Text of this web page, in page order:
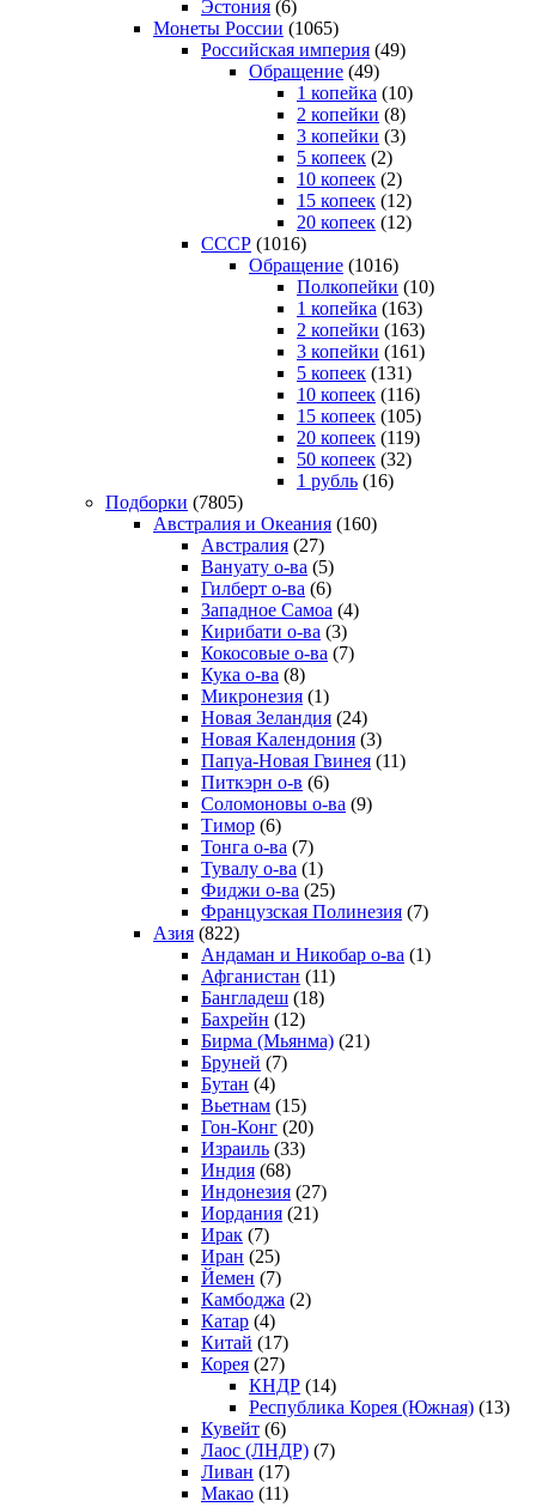
Эстония (6)
Монеты России (1065)
Российская империя (49)
Обращение (49)
1 копейка (10)
2 копейки (8)
3 копейки (3)
5 копеек (2)
10 копеек (2)
15 копеек (12)
20 копеек (12)
СССР (1016)
Обращение (1016)
Полкопейки (10)
1 копейка (163)
2 копейки (163)
3 копейки (161)
5 копеек (131)
10 копеек (116)
15 копеек (105)
20 копеек (119)
50 копеек (32)
1 рубль (16)
Подборки (7805)
Австралия и Океания (160)
Австралия (27)
Вануату о-ва (5)
Гилберт о-ва (6)
Западное Самоа (4)
Кирибати о-ва (3)
Кокосовые о-ва (7)
Кука о-ва (8)
Микронезия (1)
Новая Зеландия (24)
Новая Календония (3)
Папуа-Новая Гвинея (11)
Питкэрн о-в (6)
Соломоновы о-ва (9)
Тимор (6)
Тонга о-ва (7)
Тувалу о-ва (1)
Фиджи о-ва (25)
Французская Полинезия (7)
Азия (822)
Андаман и Никобар о-ва (1)
Афганистан (11)
Бангладеш (18)
Бахрейн (12)
Бирма (Мьянма) (21)
Бруней (7)
Бутан (4)
Вьетнам (15)
Гон-Конг (20)
Израиль (33)
Индия (68)
Индонезия (27)
Иордания (21)
Ирак (7)
Иран (25)
Йемен (7)
Камбоджа (2)
Катар (4)
Китай (17)
Корея (27)
КНДР (14)
Республика Корея (Южная) (13)
Кувейт (6)
Лаос (ЛНДР) (7)
Ливан (17)
Макао (11)